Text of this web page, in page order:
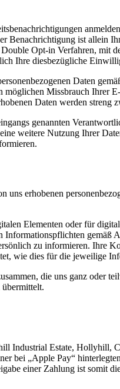
Benachrichtigung ist allein
Opt-in Verfahren, mit
Ihre diesbezügliche
Daten
Missbrauch Ihrer
Daten werden streng
genannten
weitere Nutzung Ihrer
erhobenen
Elementen oder für
zu informieren. Ihre
wie dies für die jeweilige
die uns ganz oder
übermittelt.
Industrial Estate, Hollyhill,
bei „Apple Pay“
einer Zahlung ist somit